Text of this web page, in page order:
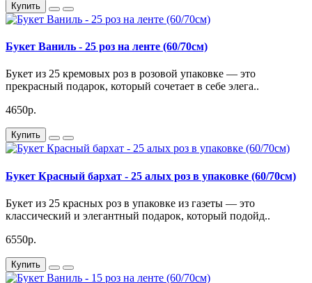
Купить
Букет Ваниль - 25 роз на ленте (60/70см)
Букет из 25 кремовых роз в розовой упаковке — это
прекрасный подарок, который сочетает в себе элега..
4650р.
Купить
Букет Красный бархат - 25 алых роз в упаковке (60/70см)
Букет из 25 красных роз в упаковке из газеты — это
классический и элегантный подарок, который подойд..
6550р.
Купить